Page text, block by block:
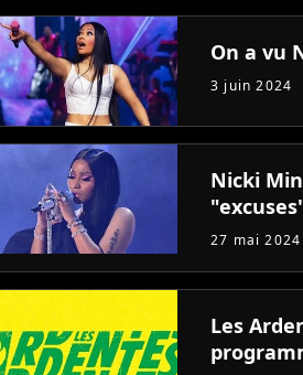
On a vu
3 juin 2024
Nicki
27 mai 2024
Les